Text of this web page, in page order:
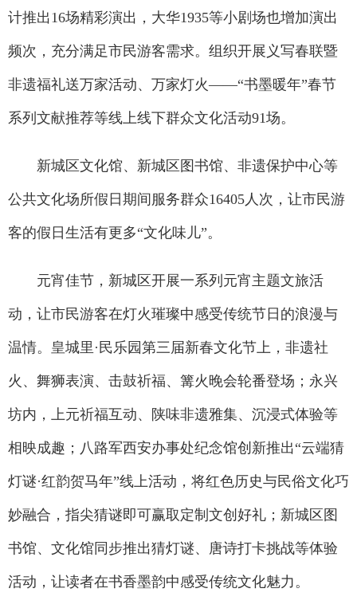
计推出16场精彩演出，大华1935等小剧场也增加演出
频次，充分满足市民游客需求。组织开展义写春联暨
非遗福礼送万家活动、万家灯火——“书墨暖年”春节
系列文献推荐等线上线下群众文化活动91场。
新城区文化馆、新城区图书馆、非遗保护中心等
公共文化场所假日期间服务群众16405人次，让市民游
客的假日生活有更多“文化味儿”。
元宵佳节，新城区开展一系列元宵主题文旅活
动，让市民游客在灯火璀璨中感受传统节日的浪漫与
温情。皇城里·民乐园第三届新春文化节上，非遗社
火、舞狮表演、击鼓祈福、篝火晚会轮番登场；永兴
坊内，上元祈福互动、陕味非遗雅集、沉浸式体验等
相映成趣；八路军西安办事处纪念馆创新推出“云端猜
灯谜·红韵贺马年”线上活动，将红色历史与民俗文化巧
妙融合，指尖猜谜即可赢取定制文创好礼；新城区图
书馆、文化馆同步推出猜灯谜、唐诗打卡挑战等体验
活动，让读者在书香墨韵中感受传统文化魅力。